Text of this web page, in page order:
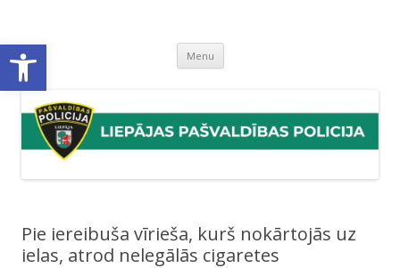
Open toolbar Menu Skip
content
Pie iereibuša vīrieša, kurš nokārtojās uz
ielas, atrod nelegālās cigaretes